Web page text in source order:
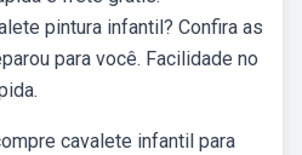
pintura infantil? Confira as
para você. Facilidade no
cavalete infantil para